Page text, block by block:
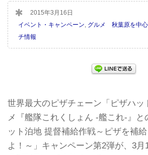
2015年3月16日
イベント・キャンペーン グルメ 秋葉原を中
チ情報
世界最大のピザチェーン「ピザハッ
メ『艦隊これくしょん -艦これ-』と
ット泊地 提督補給作戦～ピザを補
よ！～」キャンペーン第2弾が、3